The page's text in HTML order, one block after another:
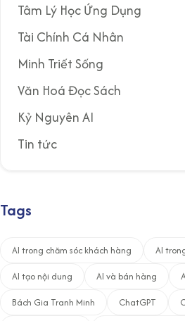
Tâm Lý Học Ứng Dụng
Tài Chính Cá Nhân
Minh Triết Sống
Văn Hoá Đọc Sách
Kỷ Nguyên AI
Tin tức
Tags
AI trong chăm sóc khách hàng
AI
AI tạo nội dung
AI và bán hàng
Bách Gia Tranh Minh
ChatGPT